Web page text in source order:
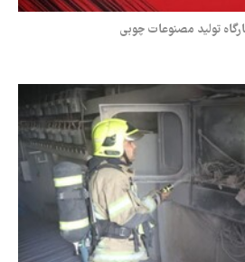
تولید مصنوعات چوبی